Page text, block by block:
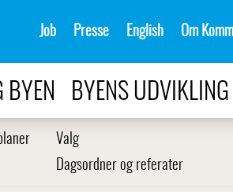
Job Presse English Om
BYEN BYENS UDVIKLING
Valg
Dagsordner og referater